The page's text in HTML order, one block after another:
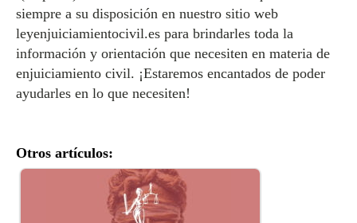
siempre a su disposición en nuestro sitio web
leyenjuiciamientocivil.es para brindarles toda la
información y orientación que necesiten en materia de
enjuiciamiento civil. ¡Estaremos encantados de poder
ayudarles en lo que necesiten!
Otros artículos: